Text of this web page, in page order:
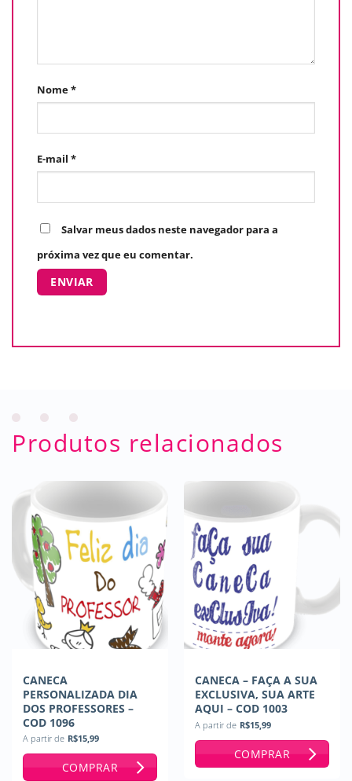
Nome*
E-mail *
Salvar meus dados neste navegador para a
próxima vez que eu comentar.
Produtos relacionados
CANECA
PERSONALIZADA DIA
DOS PROFESSORES –
COD 1096
A partir de R$15,99
COMPRAR
CANECA – FAÇA A SUA
EXCLUSIVA, SUA ARTE
AQUI – COD 1003
A partir de R$15,99
COMPRAR